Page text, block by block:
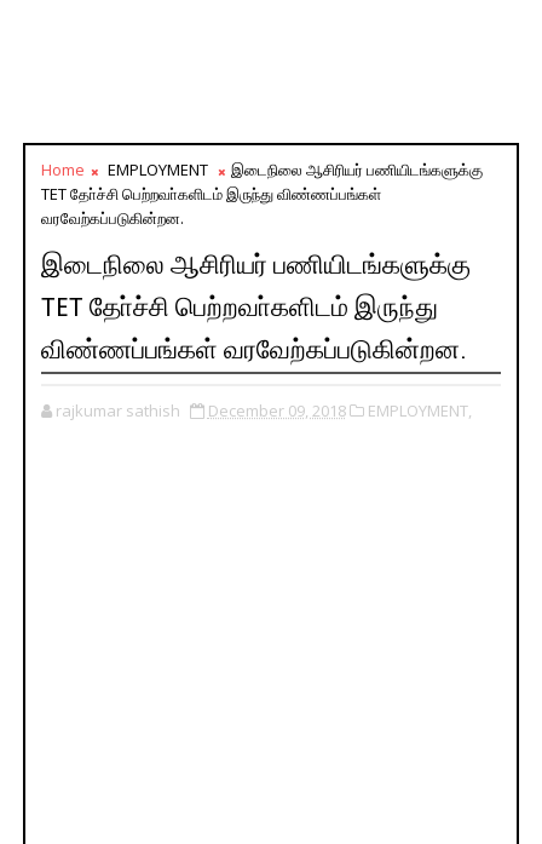
Home EMPLOYMENT
இடைநிலை ஆசிரியர் பணியிடங்களுக்கு
TET தோ்ச்சி பெற்றவா்களிடம் இருந்து விண்ணப்பங்கள்
வரவேற்கப்படுகின்றன.
இடைநிலை ஆசிரியர் பணியிடங்களுக்கு
TET தோ்ச்சி பெற்றவா்களிடம் இருந்து
விண்ணப்பங்கள் வரவேற்கப்படுகின்றன.
rajkumar sathish December 09, 2018 EMPLOYMENT,